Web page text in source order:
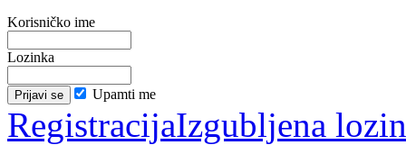
Korisničko ime
Lozinka
Upamti me
RegistracijaIzgubljena